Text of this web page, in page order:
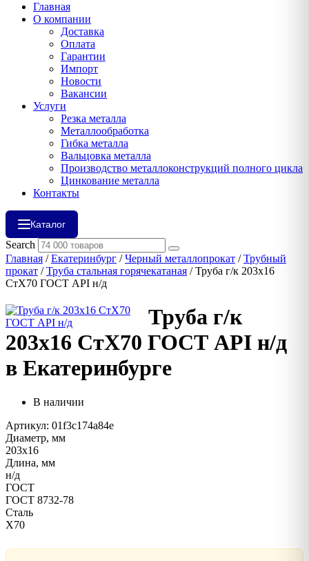
Главная
О компании
Доставка
Оплата
Гарантии
Импорт
Новости
Вакансии
Услуги
Резка металла
Металлообработка
Гибка металла
Вальцовка металла
Производство металлоконструкций полного цикла
Цинкование металла
Контакты
Каталог
Search
Главная /Екатеринбург /Черный металлопрокат /Трубный
прокат /Труба стальная горячекатаная / Труба г/к 203х16
СтХ70 ГОСТ API н/д
Труба г/к
203х16 СтХ70 ГОСТ API н/д
в Екатеринбурге
В наличии
Артикул: 01f3c174a84e
Диаметр, мм
203х16
Длина, мм
н/д
ГОСТ
ГОСТ 8732-78
Сталь
Х70